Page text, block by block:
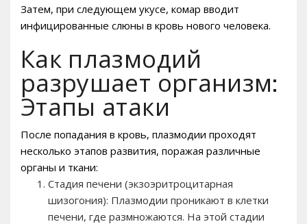
Затем, при следующем укусе, комар вводит
инфицированные слюны в кровь нового человека.
Как плазмодий
разрушает организм:
Этапы атаки
После попадания в кровь, плазмодии проходят
несколько этапов развития, поражая различные
органы и ткани:
Стадия печени (экзоэритроцитарная
шизогония): Плазмодии проникают в клетки
печени, где размножаются. На этой стадии